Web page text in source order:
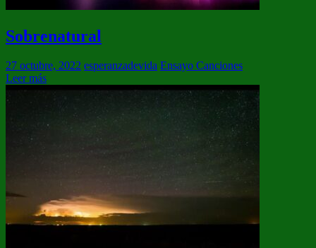
Sobrenatural
27 octubre, 2022 esperanzadevida Ensayo Canciones
Leer más